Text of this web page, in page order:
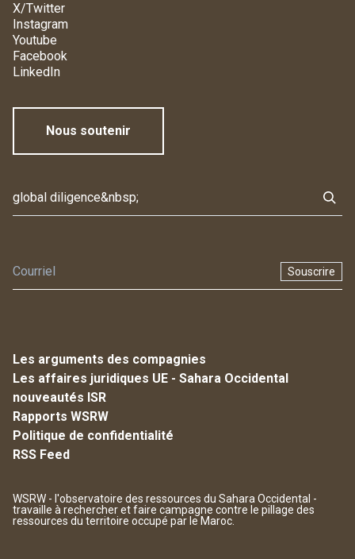
X/Twitter
Instagram
Youtube
Facebook
LinkedIn
Nous soutenir
Souscrire
Les arguments des compagnies
Les affaires juridiques UE - Sahara Occidental
nouveautés ISR
Rapports WSRW
Politique de confidentialité
RSS Feed
WSRW - l'observatoire des ressources du Sahara Occidental -
travaille à rechercher et faire campagne contre le pillage des
ressources du territoire occupé par le Maroc.